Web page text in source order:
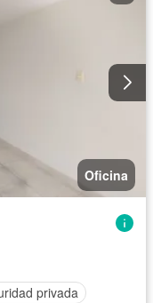
Oficina
privada